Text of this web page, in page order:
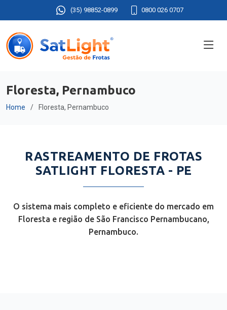
(35) 98852-0899 0800 026 0707
Floresta, Pernambuco
Home Floresta, Pernambuco
RASTREAMENTO DE FROTAS
SATLIGHT FLORESTA - PE
O sistema mais completo e eficiente do mercado em
Floresta e região de São Francisco Pernambucano,
Pernambuco.